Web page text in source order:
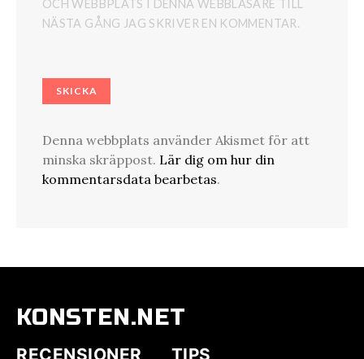
OCH WEBBPLATS I DENNA WEBBLÄSARE TILL
NÄSTA GÅNG JAG SKRIVER EN KOMMENTAR.
Denna webbplats använder Akismet för att
minska skräppost. Lär dig om hur din
kommentarsdata bearbetas.
KONSTEN.NET
RECENSIONER TIPS